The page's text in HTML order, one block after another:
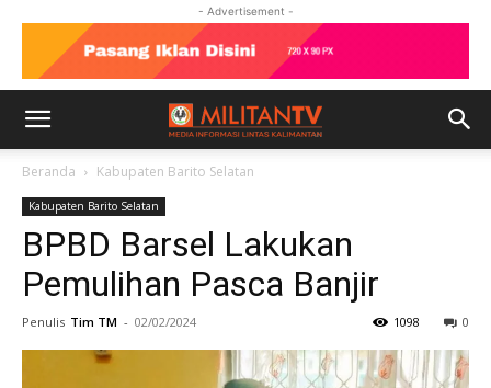
- Advertisement -
Beranda Kabupaten Barito Selatan
Kabupaten Barito Selatan
BPBD Barsel Lakukan
Pemulihan Pasca Banjir
Penulis Tim TM - 02/02/2024 0
1098